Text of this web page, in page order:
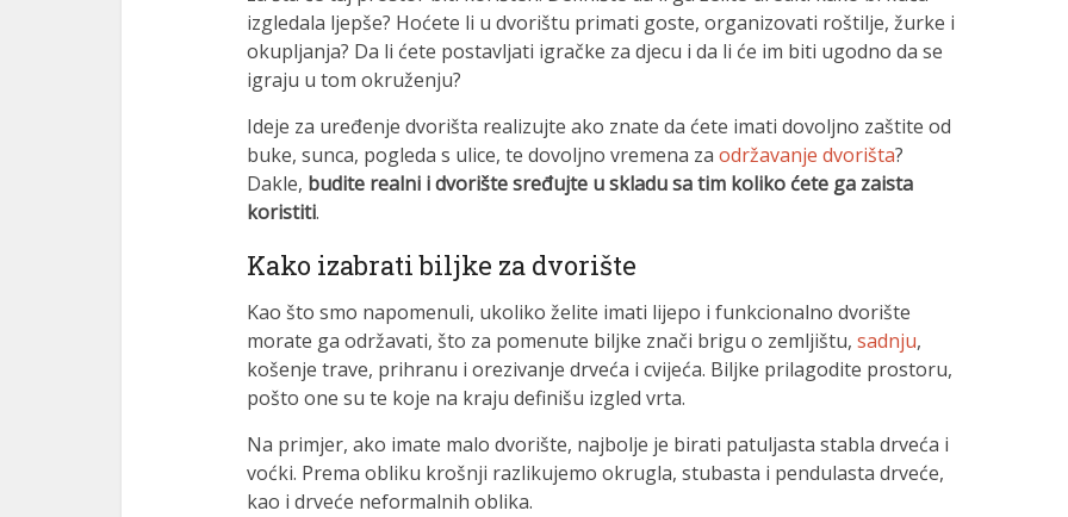
izgledala ljepše? Hoćete li u dvorištu primati goste, organizovati roštilje, žurke i
okupljanja? Da li ćete postavljati igračke za djecu i da li će im biti ugodno da se
igraju u tom okruženju?
Ideje za uređenje dvorišta realizujte ako znate da ćete imati dovoljno zaštite od
buke, sunca, pogleda s ulice, te dovoljno vremena za održavanje dvorišta?
Dakle, budite realni i dvorište sređujte u skladu sa tim koliko ćete ga zaista
koristiti.
Kako izabrati biljke za dvorište
Kao što smo napomenuli, ukoliko želite imati lijepo i funkcionalno dvorište
morate ga održavati, što za pomenute biljke znači brigu o zemljištu, sadnju,
košenje trave, prihranu i orezivanje drveća i cvijeća. Biljke prilagodite prostoru,
pošto one su te koje na kraju definišu izgled vrta.
Na primjer, ako imate malo dvorište, najbolje je birati patuljasta stabla drveća i
voćki. Prema obliku krošnji razlikujemo okrugla, stubasta i pendulasta drveće,
kao i drveće neformalnih oblika.